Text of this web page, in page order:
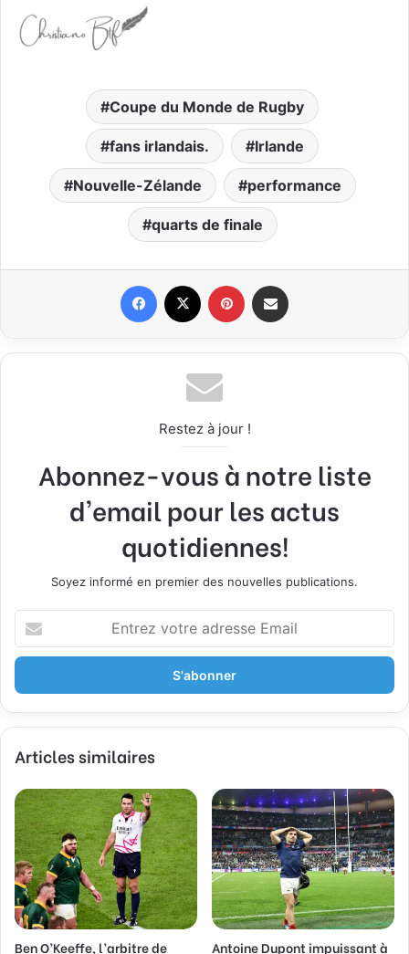
Coupe du Monde de Rugby
fans irlandais. Irlande
Nouvelle-Zélande performance
quarts de finale
Restez à jour !
Abonnez-vous à notre liste
d'email pour les actus
quotidiennes!
Soyez informé en premier des nouvelles publications.
t
e
z
o
r
e
a
d
r
e
s
s
e
Articles similaires
Ben O’Keeffe, l’arbitre de
Antoine Dupont impuissant à